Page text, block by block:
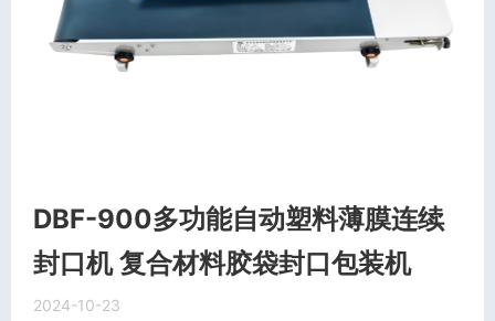
DBF-900多功能自动塑料薄膜连续
封口机 复合材料胶袋封口包装机
2024-10-23